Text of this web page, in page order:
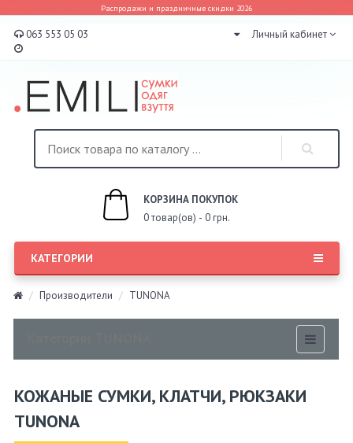
Распродажи и праздничные скидки 2026
063 553 05 03 Личный кабинет
КОРЗИНА ПОКУПОК
0 товар(ов) - 0 грн.
КАТЕГОРИИ
Производители TUNONA
КОЖАНЫЕ СУМКИ, КЛАТЧИ, РЮКЗАКИ
TUNONA